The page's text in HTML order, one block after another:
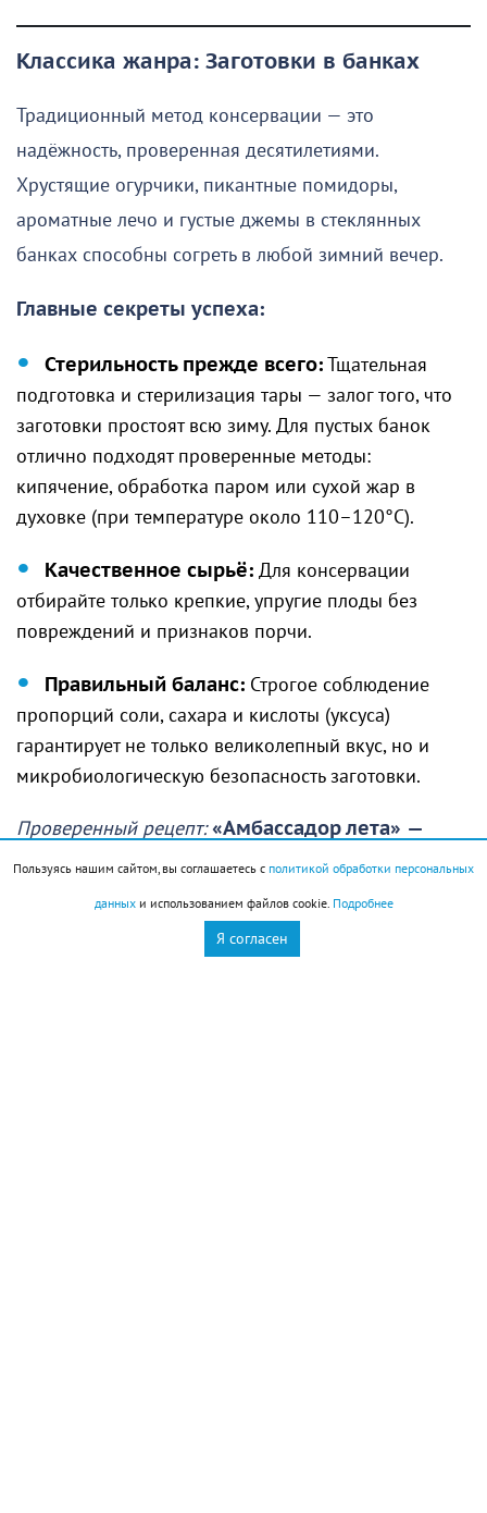
Классика жанра: Заготовки в банках
Традиционный метод консервации — это
надёжность, проверенная десятилетиями.
Хрустящие огурчики, пикантные помидоры,
ароматные лечо и густые джемы в стеклянных
банках способны согреть в любой зимний вечер.
Главные секреты успеха:
Стерильность прежде всего:Тщательная
подготовка и стерилизация тары — залог того, что
заготовки простоят всю зиму. Для пустых банок
отлично подходят проверенные методы:
кипячение, обработка паром или сухой жар в
духовке (при температуре около 110–120°C).
Качественное сырьё: Для консервации
отбирайте только крепкие, упругие плоды без
повреждений и признаков порчи.
Правильный баланс: Строгое соблюдение
пропорций соли, сахара и кислоты (уксуса)
гарантирует не только великолепный вкус, но и
микробиологическую безопасность заготовки.
Проверенный рецепт:«Амбассадор лета» —
маринованные огурчики с листьями
смородины и хрена.
Приготовьте маринад: на 1 литр воды добавьте 1,5
Пользуясь нашим сайтом, вы соглашаетесь с политикой обработки персональных
данныхи использованием файлов cookie. Подробнее
Я согласен